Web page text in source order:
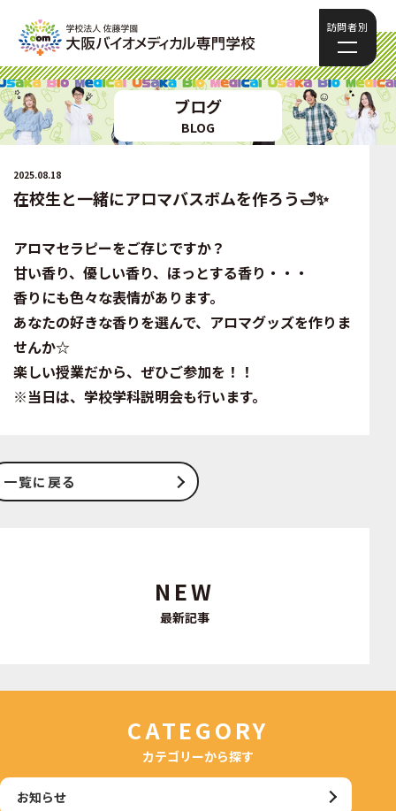
訪問者別
ブログ
BLOG
NEW
最新記事
2025.08.18
在校生と一緒にアロマバスボムを作ろう🛁✨
アロマセラピーをご存じですか？
甘い香り、優しい香り、ほっとする香り・・・
香りにも色々な表情があります。
あなたの好きな香りを選んで、アロマグッズを作りま
せんか☆
楽しい授業だから、ぜひご参加を！！
※当日は、学校学科説明会も行います。
一覧に戻る
CATEGORY
カテゴリーから探す
お知らせ